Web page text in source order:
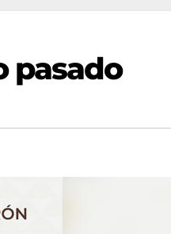
pasado